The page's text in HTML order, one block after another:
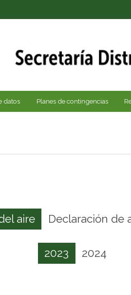
datos Planes de contingencias
aire Declaración de
2023 2024